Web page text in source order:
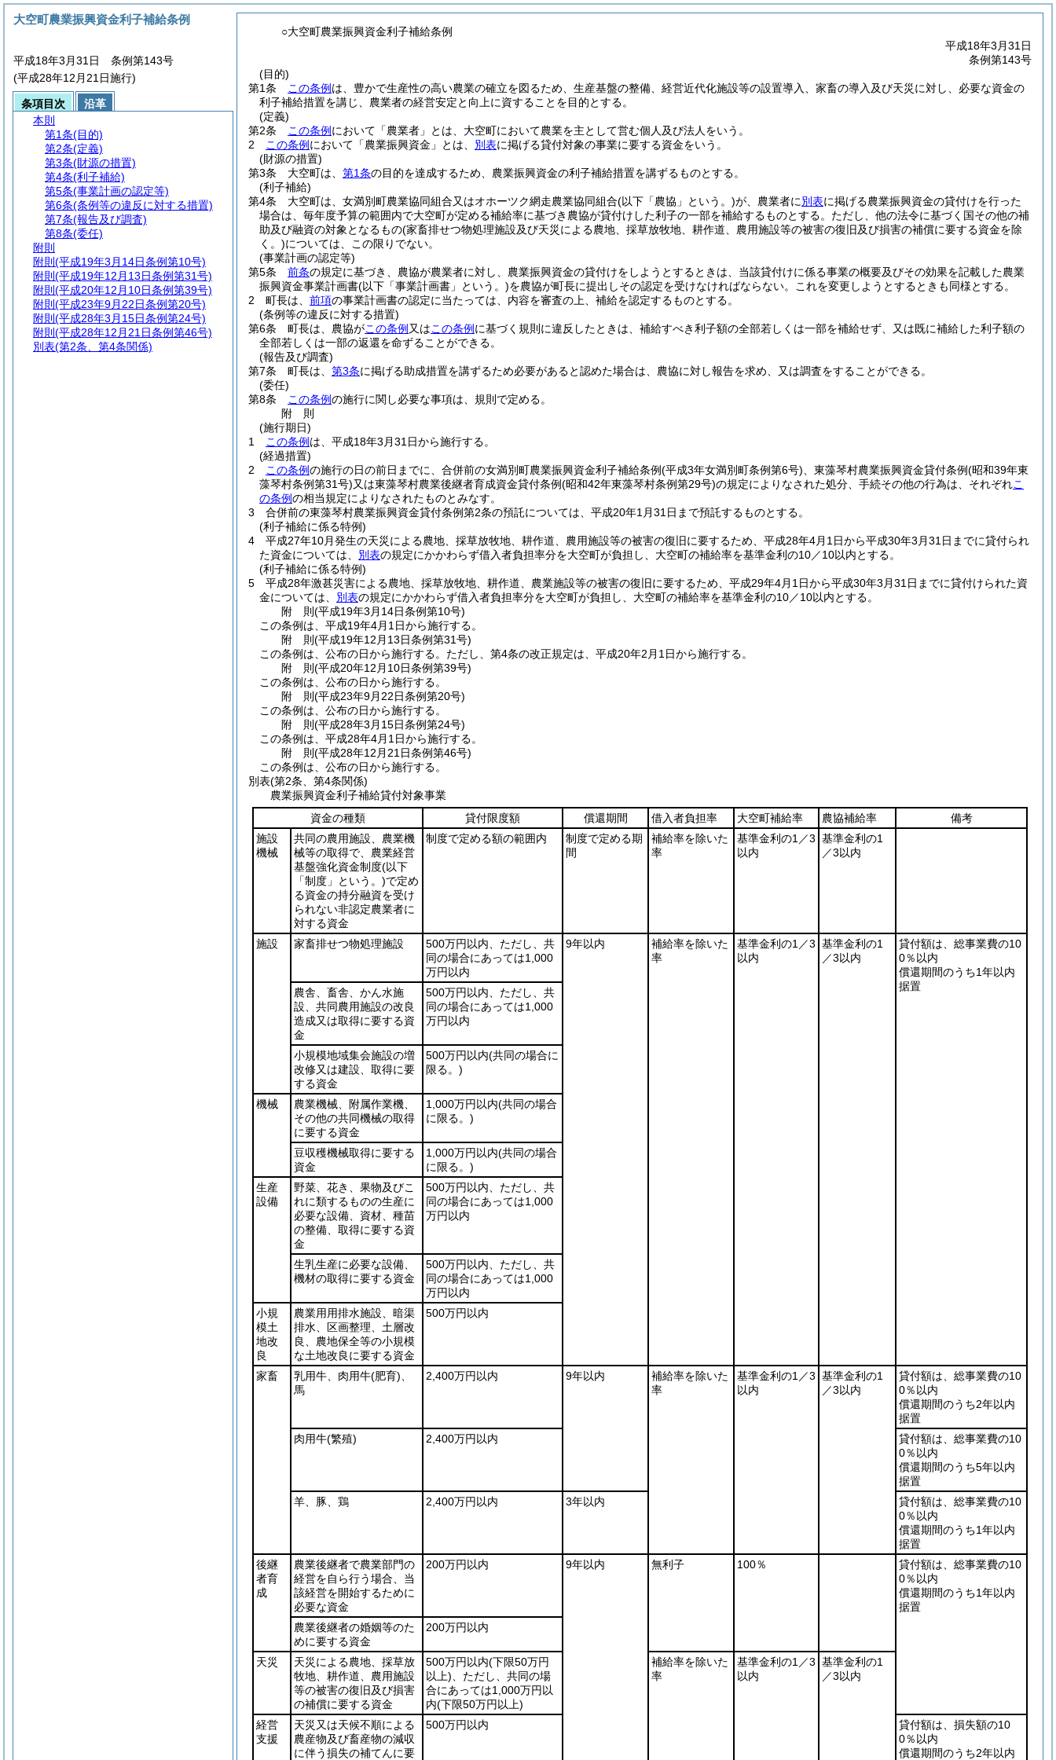
○大空町農業振興資金利子補給条例
平成18年3月31日
条例第143号
(目的)
第1条
この条例 は、豊かで生産性の高い農業の確立を図るため、生産基盤の整備、経営近代化施設等の設置導入、家畜の導入及び天災に対し、必要な資金の
利子補給措置を講じ、農業者の経営安定と向上に資することを目的とする。
(定義)
第2条
この条例 において「農業者」とは、大空町において農業を主として営む個人及び法人をいう。
2
この条例 において「農業振興資金」とは、 別表に掲げる貸付対象の事業に要する資金をいう。
(財源の措置)
第3条
大空町は、 第1条の目的を達成するため、農業振興資金の利子補給措置を講ずるものとする。
(利子補給)
第4条
大空町は、女満別町農業協同組合又はオホーツク網走農業協同組合(以下「農協」という。)が、農業者に別表に掲げる農業振興資金の貸付けを行った
場合は、毎年度予算の範囲内で大空町が定める補給率に基づき農協が貸付けした利子の一部を補給するものとする。 ただし、他の法令に基づく国その他の補
助及び融資の対象となるもの(家畜排せつ物処理施設及び天災による農地、採草放牧地、耕作道、農用施設等の被害の復旧及び損害の補償に要する資金を除
く。)については、この限りでない。
(事業計画の認定等)
第5条
前条の規定に基づき、農協が農業者に対し、農業振興資金の貸付けをしようとするときは、当該貸付けに係る事業の概要及びその効果を記載した農業
振興資金事業計画書(以下「事業計画書」という。)を農協が町長に提出しその認定を受けなければならない。
これを変更しようとするときも同様とする。
2
町長は、 前項の事業計画書の認定に当たっては、内容を審査の上、補給を認定するものとする。
(条例等の違反に対する措置)
第6条
町長は、農協がこの条例 又はこの条例 に基づく規則に違反したときは、補給すべき利子額の全部若しくは一部を補給せず、又は既に補給した利子額の
全部若しくは一部の返還を命ずることができる。
(報告及び調査)
第7条
町長は、 第3条に掲げる助成措置を講ずるため必要があると認めた場合は、農協に対し報告を求め、又は調査をすることができる。
(委任)
第8条
この条例の施行に関し必要な事項は、規則で定める。
附 則
(施行期日)
1
この条例 は、平成18年3月31日から施行する。
(経過措置)
2
この条例の施行の日の前日までに、合併前の女満別町農業振興資金利子補給条例(平成3年女満別町条例第6号) 、東藻琴村農業振興資金貸付条例(昭和39年東
藻琴村条例第31号)又は東藻琴村農業後継者育成資金貸付条例(昭和42年東藻琴村条例第29号)の規定によりなされた処分、手続その他の行為は、それぞれこ
の条例の相当規定によりなされたものとみなす。
3
合併前の東藻琴村農業振興資金貸付条例第2条の預託については、平成20年1月31日まで預託するものとする。
(利子補給に係る特例)
4
平成27年10月発生の天災による農地、採草放牧地、耕作道、農用施設等の被害の復旧に要するため、平成28年4月1日から平成30年3月31日までに貸付られ
た資金については、 別表の規定にかかわらず借入者負担率分を大空町が負担し、大空町の補給率を基準金利の10／10以内とする。
(利子補給に係る特例)
5
平成28年激甚災害による農地、採草放牧地、耕作道、農業施設等の被害の復旧に要するため、平成29年4月1日から平成30年3月31日までに貸付けられた資
金については、 別表の規定にかかわらず借入者負担率分を大空町が負担し、大空町の補給率を基準金利の10／10以内とする。
附 則(平成19年3月14日条例第10号)
この条例は、平成19年4月1日から施行する。
附 則(平成19年12月13日条例第31号)
この条例は、公布の日から施行する。 ただし、第4条の改正規定は、平成20年2月1日から施行する。
附 則(平成20年12月10日条例第39号)
この条例は、公布の日から施行する。
附 則(平成23年9月22日条例第20号)
この条例は、公布の日から施行する。
附 則(平成28年3月15日条例第24号)
この条例は、平成28年4月1日から施行する。
附 則(平成28年12月21日条例第46号)
この条例は、公布の日から施行する。
別表(第2条、第4条関係)
農業振興資金利子補給貸付対象事業
資金の種類
貸付限度額 償還期間 借入者負担率 大空町補給率 農協補給率
備考
施設
機械
共同の農用施設、農業機
械等の取得で、農業経営
基盤強化資金制度(以下
「制度」という。)で定め
る資金の持分融資を受け
られない非認定農業者に
対する資金
制度で定める額の範囲内
制度で定める期
間
補給率を除いた
率
基準金利の1／3
以内
基準金利の1
／3以内
施設 家畜排せつ物処理施設
500万円以内、ただし、共
同の場合にあっては1,000
万円以内
9年以内
補給率を除いた
率
基準金利の1／3
以内
基準金利の1
／3以内
貸付額は、総事業費の10
0％以内
償還期間のうち1年以内
据置
農舎、畜舎、かん水施
設、共同農用施設の改良
造成又は取得に要する資
金
500万円以内、ただし、共
同の場合にあっては1,000
万円以内
小規模地域集会施設の増
改修又は建設、取得に要
する資金
500万円以内(共同の場合に
限る。)
機械
農業機械、附属作業機、
その他の共同機械の取得
に要する資金
1,000万円以内(共同の場合
に限る。)
豆収穫機械取得に要する
資金
1,000万円以内(共同の場合
に限る。)
生産
設備
野菜、花き、果物及びこ
れに類するものの生産に
必要な設備、資材、種苗
の整備、取得に要する資
金
500万円以内、ただし、共
同の場合にあっては1,000
万円以内
生乳生産に必要な設備、
機材の取得に要する資金
500万円以内、ただし、共
同の場合にあっては1,000
万円以内
小規
模土
地改
良
農業用用排水施設、暗渠
排水、区画整理、土層改
良、農地保全等の小規模
な土地改良に要する資金
500万円以内
家畜 乳用牛、肉用牛(肥育)
馬
2,400万円以内 9年以内
補給率を除いた
率
基準金利の1／3
以内
基準金利の1
／3以内
貸付額は、総事業費の10
0％以内
償還期間のうち2年以内
据置
肉用牛(繁殖) 2,400万円以内
貸付額は、総事業費の10
0％以内
償還期間のうち5年以内
据置
羊、豚、鶏
2,400万円以内 3年以内
貸付額は、総事業費の10
0％以内
償還期間のうち1年以内
据置
後継
者育
成
農業後継者で農業部門の
経営を自ら行う場合、当
該経営を開始するために
必要な資金
200万円以内 9年以内 無利子 100％
貸付額は、総事業費の10
0％以内
償還期間のうち1年以内
据置
農業後継者の婚姻等のた
めに要する資金
200万円以内
天災
天災による農地、採草放
牧地、耕作道、農用施設
等の被害の復旧及び損害
の補償に要する資金
500万円以内(下限50万円
以上) 、ただし、共同の場
合にあっては1,000万円以
内(下限50万円以上)
補給率を除いた
率
基準金利の1／3
以内
基準金利の1
／3以内
経営
支援
天災又は天候不順による
農産物及び畜産物の減収
に伴う損失の補てんに要
500万円以内
貸付額は、損失額の10
0％以内
償還期間のうち2年以内
大空町農業振興資金利子補給条例
平成18年3月31日 条例第143号
(平成28年12月21日施行)
条項目次
沿革
本則
第1条(目的)
第2条(定義)
第3条(財源の措置)
第4条(利子補給)
第5条(事業計画の認定等)
第6条(条例等の違反に対する措置)
第7条(報告及び調査)
第8条(委任)
附則
附則 (平成19年3月14日条例第10号)
附則 (平成19年12月13日条例第31号)
附則 (平成20年12月10日条例第39号)
附則 (平成23年9月22日条例第20号)
附則 (平成28年3月15日条例第24号)
附則 (平成28年12月21日条例第46号)
別表(第2条、第4条関係)